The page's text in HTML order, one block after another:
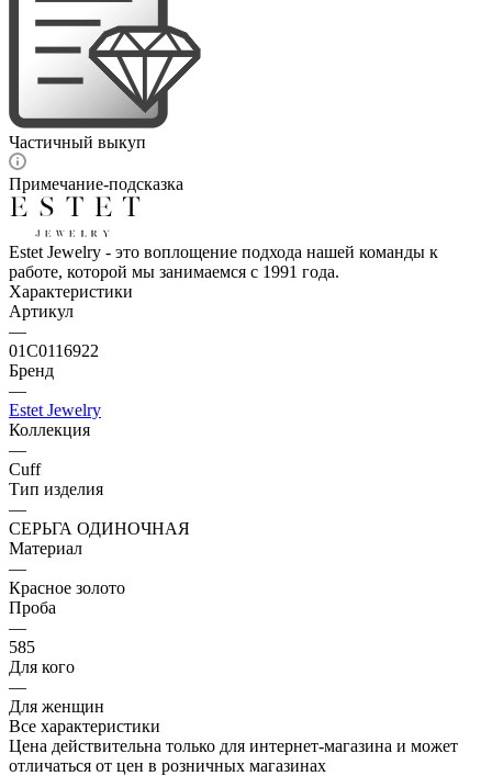
Частичный выкуп
Примечание-подсказка
Estet Jewelry - это воплощение подхода нашей команды к
работе, которой мы занимаемся с 1991 года.
Характеристики
Артикул
—
01С0116922
Бренд
—
Estet Jewelry
Коллекция
—
Cuff
Тип изделия
—
СЕРЬГА ОДИНОЧНАЯ
Материал
—
Красное золото
Проба
—
585
Для кого
—
Для женщин
Все характеристики
Цена действительна только для интернет-магазина и может
отличаться от цен в розничных магазинах